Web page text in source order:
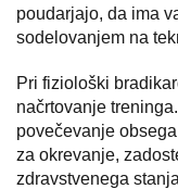
poudarjajo, da ima
sodelovanjem na
Pri fiziološki
načrtovanje
povečevanje
za okrevanje,
zdravstvenega